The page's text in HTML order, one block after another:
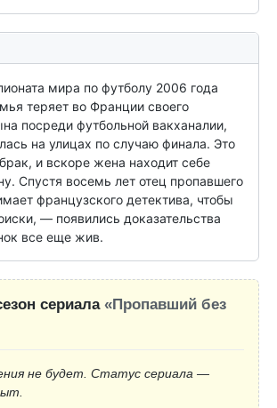
мира по футболу 2006 года
теряет во Франции своего
посреди футбольной вакханалии,
на улицах по случаю финала. Это
и вскоре жена находит себе
Спустя восемь лет отец пропавшего
французского детектива, чтобы
— появились доказательства
все еще жив.
сериала «Пропавший без
не будет. Статус сериала —